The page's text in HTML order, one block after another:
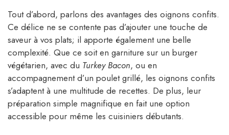
Tout d’abord, parlons des avantages des oignons confits.
Ce délice ne se contente pas d’ajouter une touche de
saveur à vos plats; il apporte également une belle
complexité. Que ce soit en garniture sur un burger
végétarien, avec du Turkey Bacon, ou en
accompagnement d’un poulet grillé, les oignons confits
s’adaptent à une multitude de recettes. De plus, leur
préparation simple magnifique en fait une option
accessible pour même les cuisiniers débutants.